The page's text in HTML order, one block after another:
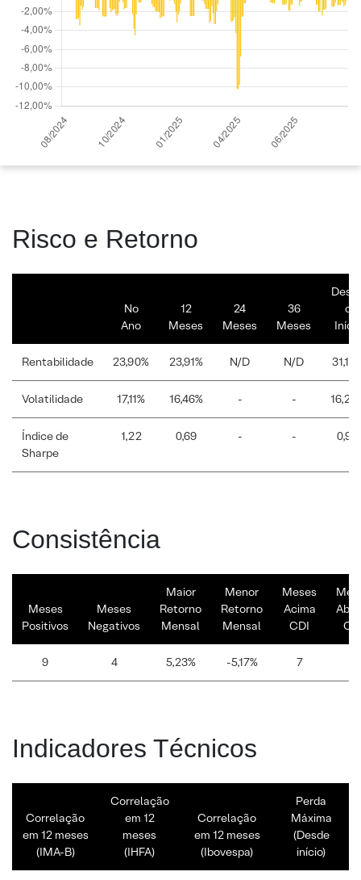
Risco e Retorno
No
Ano
12
Meses
24
Meses
36
Meses
o
Início
Rentabilidade 23,90% 23,91% N/D N/D
Volatilidade 17,11% 16,46% - -
Índice de
Sharpe
1,22 0,69 - - 0,90
Consistência
Meses
Positivos
Meses
Negativos
Maior
Retorno
Mensal
Menor
Retorno
Mensal
Meses
Acima
CDI
9 4 5,23% -5,17% 7
Indicadores Técnicos
Correlação
em 12 meses
(IMA-B)
Correlação
em 12
meses
(IHFA)
Correlação
em 12 meses
(Ibovespa)
Perda
Máxima
(Desde
início)